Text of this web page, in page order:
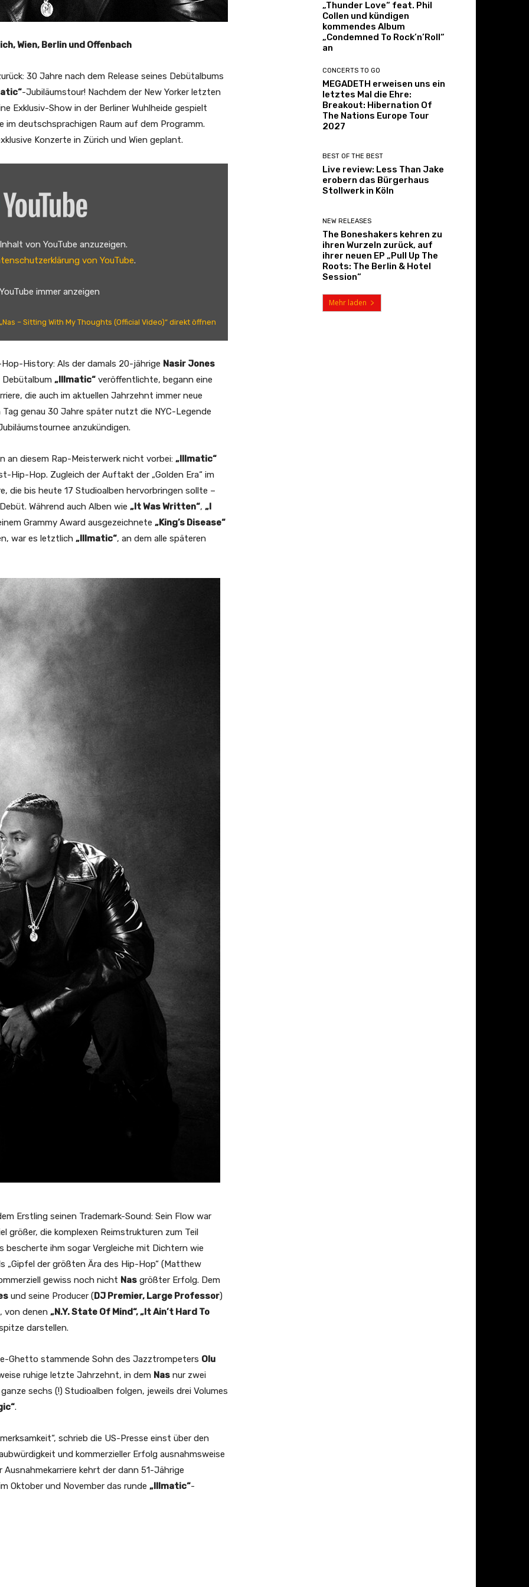
Wien, Berlin und Offenbach
30 Jahre nach dem Release seines Debütalbums
-Jubiläumstour! Nachdem der New Yorker letzten
Exklusiv-Show in der Berliner Wuhlheide gespielt
deutschsprachigen Raum auf dem Programm.
Konzerte in Zürich und Wien geplant.
von YouTube anzuzeigen.
von YouTube.
immer anzeigen
„Nas – Sitting With My Thoughts (Official Video)“ direkt öffnen
History: Als der damals 20-jährige Nasir Jones
Debütalbum „Illmatic“ veröffentlichte, begann eine
die auch im aktuellen Jahrzehnt immer neue
genau 30 Jahre später nutzt die NYC-Legende
anzukündigen.
an diesem Rap-Meisterwerk nicht vorbei: „Illmatic“
Hip-Hop. Zugleich der Auftakt der „Golden Era“ im
die bis heute 17 Studioalben hervorbringen sollte –
Während auch Alben wie „It Was Written“, „I
Grammy Award ausgezeichnete „King’s Disease“
war es letztlich „Illmatic“, an dem alle späteren
Erstling seinen Trademark-Sound: Sein Flow war
größer, die komplexen Reimstrukturen zum Teil
bescherte ihm sogar Vergleiche mit Dichtern wie
„Gipfel der größten Ära des Hip-Hop“ (Matthew
gewiss noch nicht Nas größter Erfolg. Dem
und seine Producer (DJ Premier, Large Professor)
von denen „N.Y. State Of Mind“, „It Ain’t Hard To
darstellen.
Ghetto stammende Sohn des Jazztrompeters Olu
ruhige letzte Jahrzehnt, in dem Nas nur zwei
sechs (!) Studioalben folgen, jeweils drei Volumes
.
schrieb die US-Presse einst über den
und kommerzieller Erfolg ausnahmsweise
kehrt der dann 51-Jährige
Oktober und November das runde „Illmatic“-
„Thunder Love“ feat. Phil
Collen und kündigen
kommendes Album
„Condemned To Rock’n’Roll“
an
CONCERTS TO GO
MEGADETH erweisen uns ein
letztes Mal die Ehre:
Breakout: Hibernation Of
The Nations Europe Tour
2027
BEST OF THE BEST
Live review: Less Than Jake
erobern das Bürgerhaus
Stollwerk in Köln
NEW RELEASES
The Boneshakers kehren zu
ihren Wurzeln zurück, auf
ihrer neuen EP „Pull Up The
Roots: The Berlin & Hotel
Session“
Mehr laden